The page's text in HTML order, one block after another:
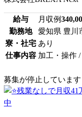
給与 月収例
勤務地
愛知県 豊川
寮・社宅 あり
仕事内容 加工・操作
募集が停止しています